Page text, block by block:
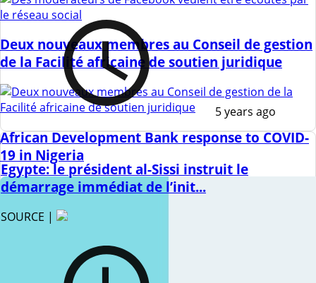
Deux nouveaux membres au Conseil de gestion
de la Facilité africaine de soutien juridique
African Development Bank response to COVID-
19 in Nigeria
5 years ago
Egypte: le président al-Sissi instruit le
démarrage immédiat de l’init...
SOURCE |